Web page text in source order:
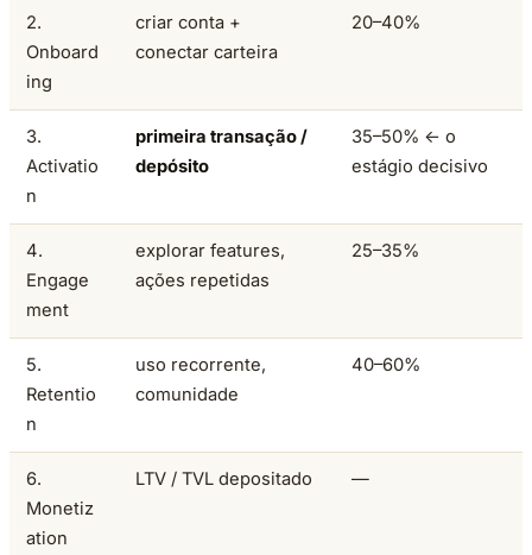
2.
Onboard
ing
criar conta +
conectar carteira
20–40%
3.
Activatio
n
primeira transação /
depósito
35–50% ← o
estágio decisivo
4.
Engage
ment
explorar features,
ações repetidas
25–35%
5.
Retentio
n
uso recorrente,
comunidade
40–60%
6.
Monetiz
ation
LTV / TVL depositado —